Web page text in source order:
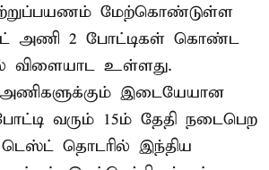
மேற்கொண்டுள்ள
அணி 2 போட்டிகள் கொண்ட
விளையாட உள்ளது.
இடையேயான
வரும் 15ம் தேதி நடைபெற
தொடரில் இந்திய